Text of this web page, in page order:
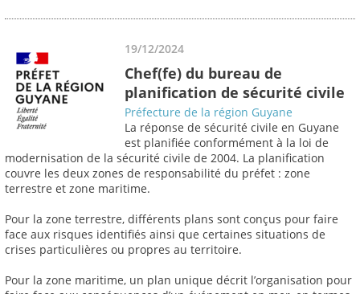
19/12/2024
Chef(fe) du bureau de
planification de sécurité civile
Préfecture de la région Guyane
La réponse de sécurité civile en Guyane
est planifiée conformément à la loi de
modernisation de la sécurité civile de 2004. La planification
couvre les deux zones de responsabilité du préfet : zone
terrestre et zone maritime.
Pour la zone terrestre, différents plans sont conçus pour faire
face aux risques identifiés ainsi que certaines situations de
crises particulières ou propres au territoire.
Pour la zone maritime, un plan unique décrit l’organisation pour